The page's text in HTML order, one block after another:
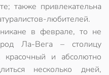
также привлекательна
любителей.
в феврале, то не
Ла-Вега – столицу
красочный и абсолютно
несколько дней,